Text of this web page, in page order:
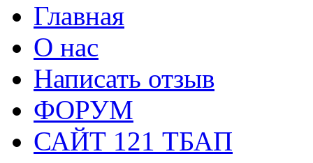
Главная
О нас
Написать отзыв
ФОРУМ
САЙТ 121 ТБАП